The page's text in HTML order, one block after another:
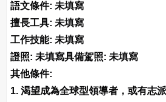
語文條件: 未填寫
擅長工具: 未填寫
工作技能: 未填寫
證照: 未填寫具備駕照: 未填寫
其他條件:
1. 渴望成為全球型領導者，或有志派